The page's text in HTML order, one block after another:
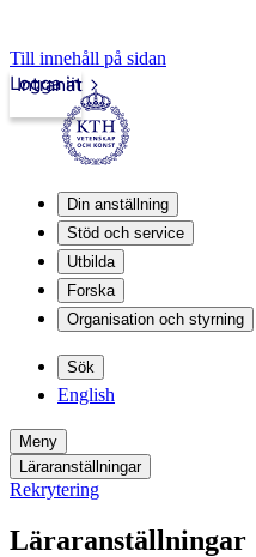
Till innehåll på sidan
Intranät
Logga in
Din anställning
Stöd och service
Utbilda
Forska
Organisation och styrning
Sök
English
Meny
Läraranställningar
Rekrytering
Läraranställningar